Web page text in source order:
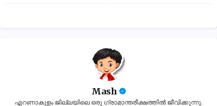
Mash
എറണാകുളം ജില്ലയിലെ ഒരു ഗ്രാമാന്തരീക്ഷത്തിൽ ജീവിക്കുന്നു.